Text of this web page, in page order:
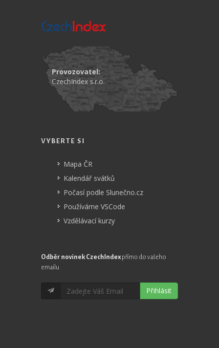
Provozovatel:
CzechIndex s.r.o.
VYBERTE SI
Mapa ČR
Kalendář svátků
Počasí podle Slunečno.cz
Používáme VSCode
Vzdělávací kurzy
Odběr novinek CzechIndex přímo do vašeho
emailu
Přihlásit